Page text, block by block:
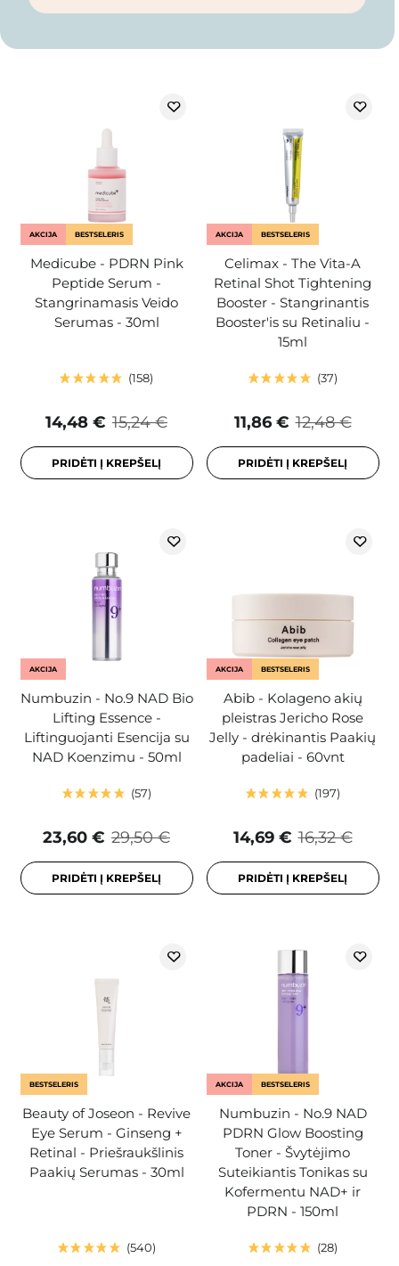
AKCIJA BESTSELERIS
Medicube - PDRN Pink
Peptide Serum -
Stangrinamasis Veido
Serumas - 30ml
158
15,24 €
14,48 €
PRIDĖTI Į KREPŠELĮ
AKCIJA BESTSELERIS
Celimax - The Vita-A
Retinal Shot Tightening
Booster - Stangrinantis
Booster'is su Retinaliu -
15ml
37
12,48 €
11,86 €
PRIDĖTI Į KREPŠELĮ
AKCIJA
Numbuzin - No.9 NAD Bio
Lifting Essence -
Liftinguojanti Esencija su
NAD Koenzimu - 50ml
57
29,50 €
23,60 €
PRIDĖTI Į KREPŠELĮ
AKCIJA BESTSELERIS
Abib - Kolageno akių
pleistras Jericho Rose
Jelly - drėkinantis Paakių
padeliai - 60vnt
197
16,32 €
14,69 €
PRIDĖTI Į KREPŠELĮ
BESTSELERIS
Beauty of Joseon - Revive
Eye Serum - Ginseng +
Retinal - Priešraukšlinis
Paakių Serumas - 30ml
540
AKCIJA BESTSELERIS
Numbuzin - No.9 NAD
PDRN Glow Boosting
Toner - Švytėjimo
Suteikiantis Tonikas su
Kofermentu NAD+ ir
PDRN - 150ml
28